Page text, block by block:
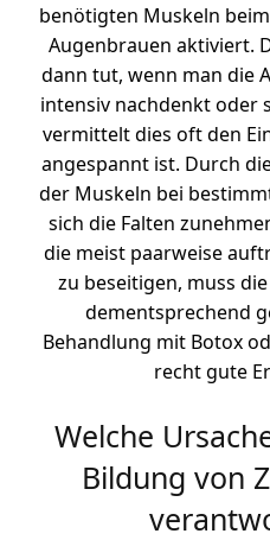
benötigten Muskeln
Augenbrauen aktiviert.
dann tut, wenn man die
intensiv nachdenkt oder
vermittelt dies oft den
angespannt ist. Durch
der Muskeln bei
sich die Falten
die meist paarweise
zu beseitigen, muss
dementsprechend
Behandlung mit Botox
recht gute
Welche
Bildung von